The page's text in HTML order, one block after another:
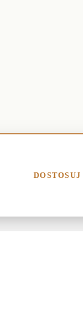
DOSTOSUJ